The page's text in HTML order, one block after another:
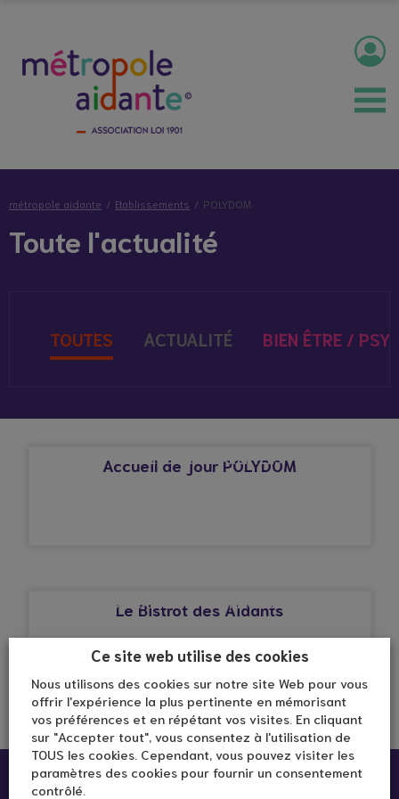
métropole aidante Etablissements POLYDOM
Toute l'actualité
TOUTES ACTUALITÉ BIEN ÊTRE /
ALZHEIMER OU MALADIES APPARENTÉES
Accueil de jour POLYDOM
ALZHEIMER OU MALADIES APPARENTÉES
Le Bistrot des Aidants
Ce site web utilise des cookies
Nous utilisons des cookies sur notre site Web pour vous
offrir l'expérience la plus pertinente en mémorisant
vos préférences et en répétant vos visites. En cliquant
sur "Accepter tout", vous consentez à l'utilisation de
TOUS les cookies. Cependant, vous pouvez visiter les
paramètres des cookies pour fournir un consentement
contrôlé.